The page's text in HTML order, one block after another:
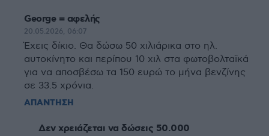
George = αφελής
20.05.2026, 06:07
Έχεις δίκιο. Θα δώσω 50 χιλιάρικα στο ηλ.
αυτοκίνητο και περίπου 10 χιλ στα φωτοβολταϊκά
για να αποσβέσω τα 150 ευρώ το μήνα βενζίνης
σε 33.5 χρόνια.
ΑΠΑΝΤΗΣΗ
Δεν χρειάζεται να δώσεις 50.000